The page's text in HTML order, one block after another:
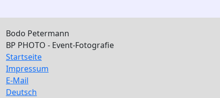
Bodo Petermann
BP PHOTO - Event-Fotografie
Startseite
Impressum
E-Mail
Deutsch